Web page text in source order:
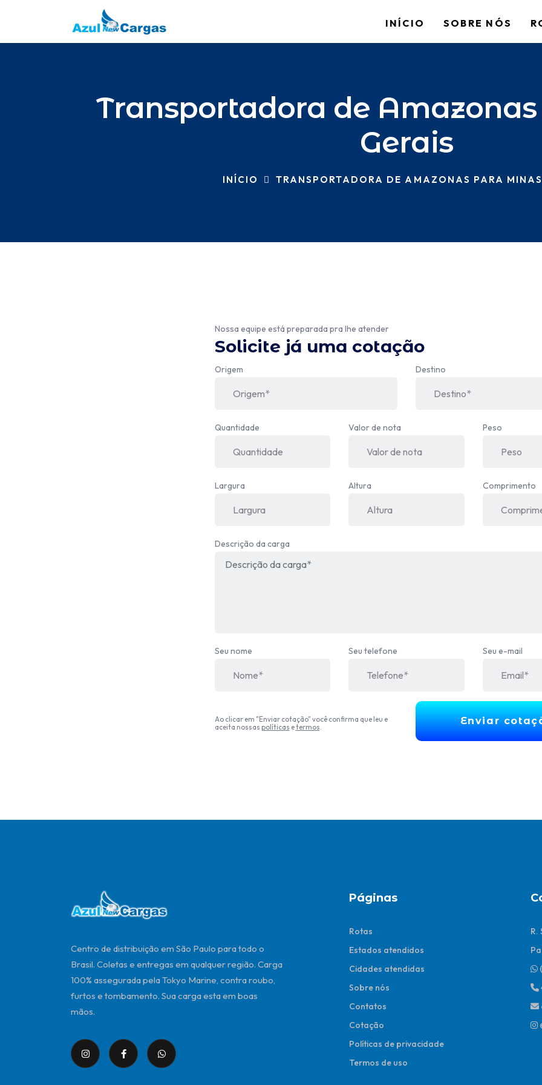
INÍCIO SOBRE NÓS
Transportadora de
Gerais
INÍCIO TRANSPORTADORA DE AMAZONAS PARA
Nossa equipe está preparada pra lhe atender
Solicite já uma cotação
Origem Destino
Quantidade Valor de nota Peso
Largura Altura Comprimento
Descrição da carga
Seu nome Seu telefone Seu e-mail
Ao clicar em "Enviar cotação" você confirma que leu e
aceita nossas políticas etermos Enviar
Centro de distribuição em São Paulo para todo o
Brasil. Coletas e entregas em qualquer região. Carga
100% assegurada pela Tokyo Marine, contra roubo,
furtos e tombamento. Sua carga esta em boas
mãos.
Páginas
Rotas
Estados atendidos
Cidades atendidas
Sobre nós
Contatos
Cotação
Políticas de privacidade
Termos de uso
R.